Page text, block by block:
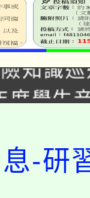
年度第
選結果(
知識
度學生
選結果(
年度第
選結果(
學推廣
-研